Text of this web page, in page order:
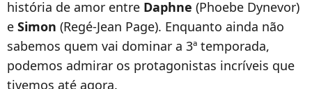
história de amor entre Daphne (Phoebe Dynevor)
e Simon (Regé-Jean Page). Enquanto ainda não
sabemos quem vai dominar a 3ª temporada,
podemos admirar os protagonistas incríveis que
tivemos até agora.